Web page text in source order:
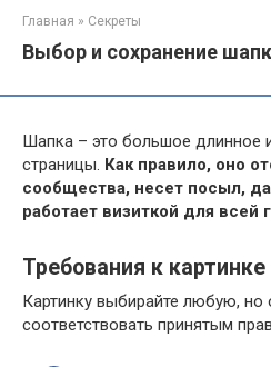
Главная » Секреты
Выбор и сохранение
Шапка – это большое длинное
страницы. Как правило, оно
сообщества, несет посыл,
работает визиткой для всей
Требования к картинке
Картинку выбирайте любую,
соответствовать принятым